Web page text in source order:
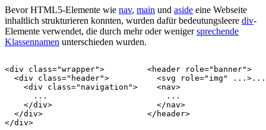
Bevor HTML5-Elemente wie nav, main und aside eine Webseite
inhaltlich strukturieren konnten, wurden dafür bedeutungsleere div-
Elemente verwendet, die durch mehr oder wenigersprechende
Klassennamen unterschieden wurden.
<div class="wrapper">
  <div class="header">
    <div class="navigation">
      ...
    </div>
  </div>
</div>
<header role="banner">
<svg role="img" ... > ...
<nav>
    ...
</nav>
</ header>